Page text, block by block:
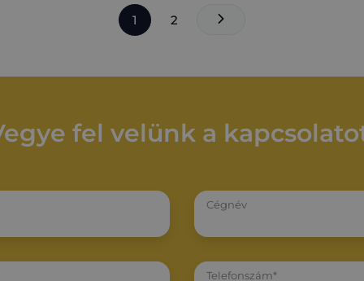
1 2
fel velünk a
Cégnév
Telefonszám*